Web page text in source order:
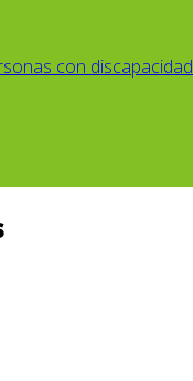
con discapacidad